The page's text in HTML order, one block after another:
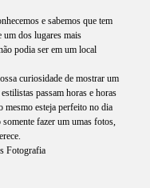
e sabemos que tem
um dos lugares mais
podia ser em um local
curiosidade de mostrar um
passam horas e horas
mesmo esteja perfeito no dia
somente fazer um umas fotos,
Fotografia